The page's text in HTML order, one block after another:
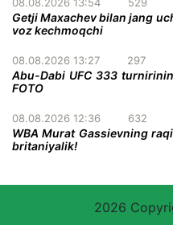
08.08.2026 13:54 529
Getji Maxachev bilan jang
voz kechmoqchi
08.08.2026 13:27 297
Abu-Dabi UFC 333
FOTO
08.08.2026 12:36 632
WBA Murat Gassievning
britaniyalik!
2026